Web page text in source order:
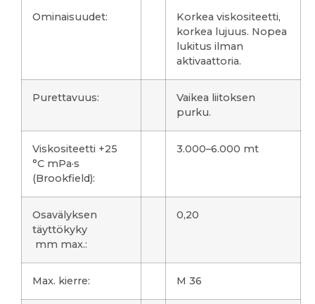
Ominaisuudet:
Korkea viskositeetti,
korkea lujuus. Nopea
lukitus ilman
aktivaattoria.
Purettavuus:
Vaikea liitoksen
purku.
Viskositeetti +25
°C mPa·s
(Brookfield):
3.000–6.000 mt
Osavälyksen
täyttökyky
mm max.:
0,20
Max. kierre: M 36